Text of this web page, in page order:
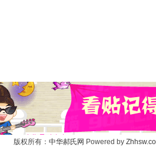
版权所有： 中华郝氏网 Powered by